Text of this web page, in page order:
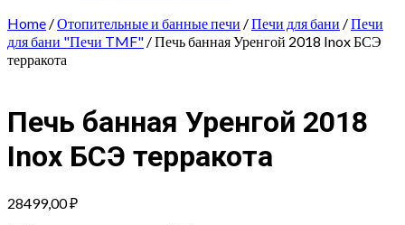
Home /Отопительные и банные печи /Печи для бани /Печи
для бани "Печи TMF" / Печь банная Уренгой 2018 Inox БСЭ
терракота
Печь банная Уренгой 2018
Inox БСЭ терракота
28499,00₽